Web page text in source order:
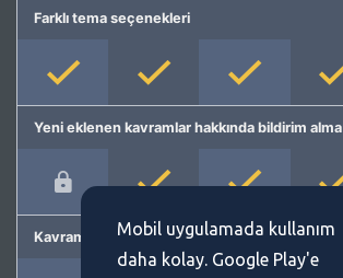
Farklı tema seçenekleri
Yeni eklenen kavramlar hakkında bildirim alma
Kavram önermeMobil uygulamada kullanım
daha kolay. Google Play'e